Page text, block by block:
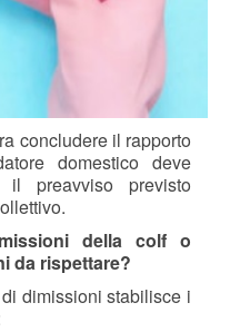
concludere il rapporto
domestico deve
il preavviso previsto
della colf o
da rispettare?
dimissioni stabilisce i